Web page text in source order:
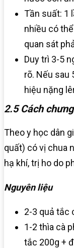
Tần suất: 1
nhiều có
quan sát
Duy trì 3-5
rõ. Nếu sau
hiệu nặng
2.5 Cách
Theo y học dân
quất) có vị chua
hạ khí, trị ho do
Nguyên liệu
2-3 quả tắc
1-2 thìa cà
tắc 200g +